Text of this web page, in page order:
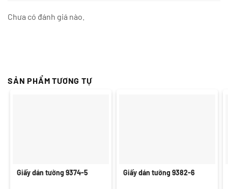
Chưa có đánh giá nào.
SẢN PHẨM TƯƠNG TỰ
Giấy dán tường 9374-5 Giấy dán tường 9382-6